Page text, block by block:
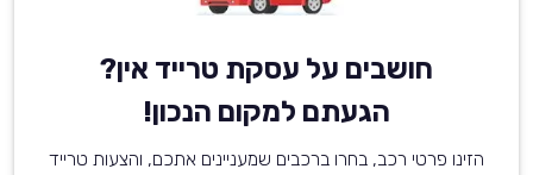
חושבים על עסקת טרייד אין?
הגעתם למקום הנכון!
הזינו פרטי רכב, בחרו ברכבים שמעניינים אתכם, והצעות טרייד